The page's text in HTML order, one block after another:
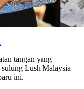
tangan yang
Lush Malaysia
ini.